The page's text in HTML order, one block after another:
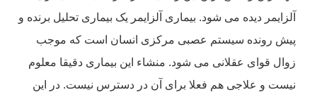
آلزایمر دیده می شود. بیماری آلزایمر یک بیماری تحلیل برنده و
پیش رونده سیستم عصبی مرکزی انسان است که موجب
زوال قوای عقلانی می شود. منشاء این بیماری دقیقا معلوم
نیست و علاجی هم فعلا برای آن در دسترس نیست. در این